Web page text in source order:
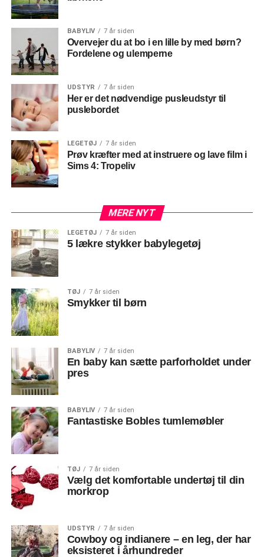
BABYLIV 7 år siden
Overvejer du at bo i en lille by med børn?
Fordelene og ulemperne
UDSTYR 7 år siden
Her er det nødvendige pusleudstyr til
puslebordet
LEGETØJ 7 år siden
Prøv kræfter med at instruere og lave film i
Sims 4: Tropeliv
MERE NYT
LEGETØJ 7 år siden
5 lækre stykker babylegetøj
TØJ 7 år siden
Smykker til børn
BABYLIV 7 år siden
En baby kan sætte parforholdet under
pres
BABYLIV 7 år siden
Fantastiske Bobles tumlemøbler
TØJ 7 år siden
Vælg det komfortable undertøj til din
morkrop
UDSTYR 7 år siden
Cowboy og indianere – en leg, der har
eksisteret i århundreder